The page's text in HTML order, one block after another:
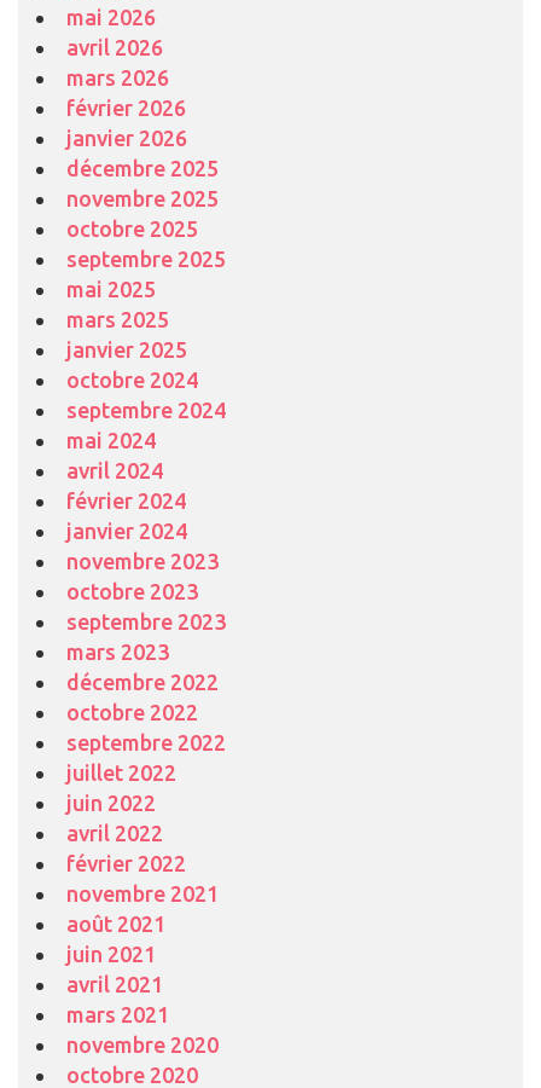
mai 2026
avril 2026
mars 2026
février 2026
janvier 2026
décembre 2025
novembre 2025
octobre 2025
septembre 2025
mai 2025
mars 2025
janvier 2025
octobre 2024
septembre 2024
mai 2024
avril 2024
février 2024
janvier 2024
novembre 2023
octobre 2023
septembre 2023
mars 2023
décembre 2022
octobre 2022
septembre 2022
juillet 2022
juin 2022
avril 2022
février 2022
novembre 2021
août 2021
juin 2021
avril 2021
mars 2021
novembre 2020
octobre 2020